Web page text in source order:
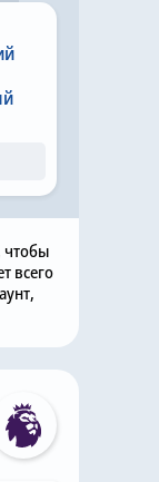
чтобы
всего